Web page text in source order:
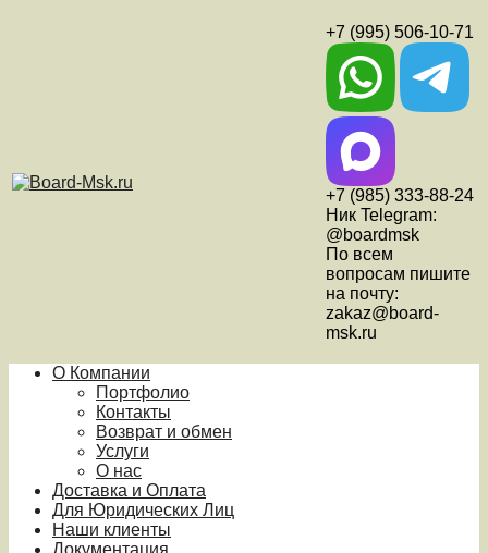
+7 (995) 506-10-71
+7 (985) 333-88-24
Ник Telegram:
@boardmsk
По всем
вопросам пишите
на почту:
zakaz@board-
msk.ru
О Компании
Портфолио
Контакты
Возврат и обмен
Услуги
О нас
Доставка и Оплата
Для Юридических Лиц
Наши клиенты
Документация